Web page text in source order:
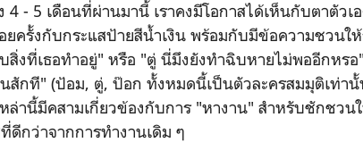
4 - 5 เดือนที่ผ่านมานี้ เราคงมีโอกาสได้เห็นกับตาตัวเ
ครั้งกับกระแสป้ายสีน้ำเงิน พร้อมกับมีข้อความชวนให้
สิ่งที่เธอทำอยู่" หรือ "ตู่ นี่มึงยังทำฉิบหายไม่พออีกหรอ
สักที" (ป้อม, ตู่, ป๊อก ทั้งหมดนี้เป็นตัวละครสมมุติเท่า
ล่านี้มีคสามเกี่ยวข้องกับการ "หางาน" สำหรับชักชวน
ดีกว่าจากการทำงานเดิม ๆ